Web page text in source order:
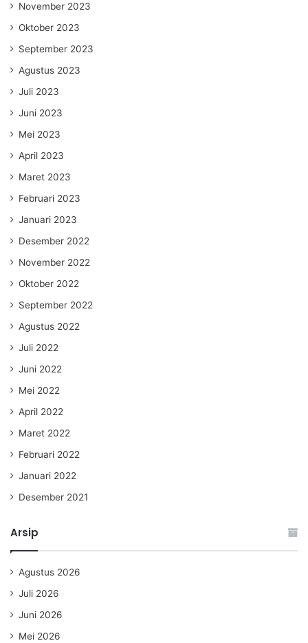
November 2023
Oktober 2023
September 2023
Agustus 2023
Juli 2023
Juni 2023
Mei 2023
April 2023
Maret 2023
Februari 2023
Januari 2023
Desember 2022
November 2022
Oktober 2022
September 2022
Agustus 2022
Juli 2022
Juni 2022
Mei 2022
April 2022
Maret 2022
Februari 2022
Januari 2022
Desember 2021
Arsip
Agustus 2026
Juli 2026
Juni 2026
Mei 2026